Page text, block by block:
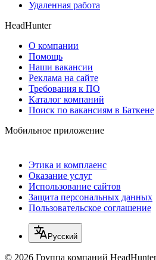
Удаленная работа
HeadHunter
О компании
Помощь
Наши вакансии
Реклама на сайте
Требования к ПО
Каталог компаний
Поиск по вакансиям в Баткене
Мобильное приложение
Этика и комплаенс
Оказание услуг
Использование сайтов
Защита персональных данных
Пользовательское соглашение
Русский
© 2026 Группа компаний HeadHunter